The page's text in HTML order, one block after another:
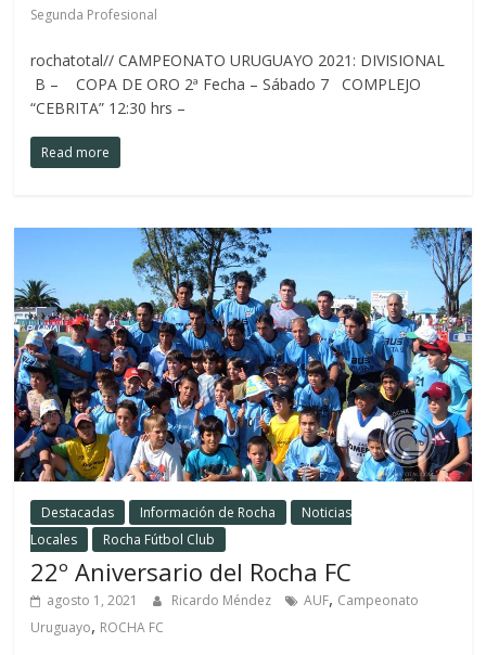
Segunda Profesional
rochatotal// CAMPEONATO URUGUAYO 2021: DIVISIONAL
B – COPA DE ORO 2ª Fecha – Sábado 7 COMPLEJO
“CEBRITA” 12:30 hrs –
Read more
Destacadas Información de Rocha
Noticias
Locales
Rocha Fútbol Club
22º Aniversario del Rocha FC
agosto 1, 2021 Ricardo Méndez AUF, Campeonato
Uruguayo, ROCHA FC